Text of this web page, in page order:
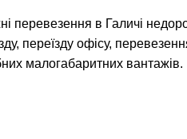
перевезення в Галичі
переїзду офісу,
малогабаритних вантажів.